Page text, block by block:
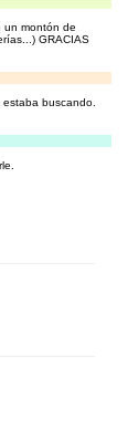
un montón de
GRACIAS
buscando.